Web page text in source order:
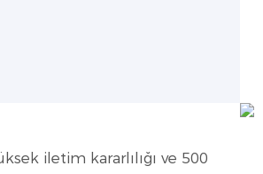
iletim kararlılığı ve 500